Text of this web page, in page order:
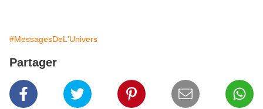
#MessagesDeL'Univers
Partager